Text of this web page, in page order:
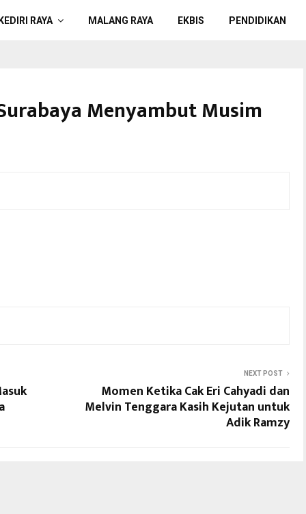
RAYA MALANG RAYA EKBIS PENDIDIKAN
Menyambut Musim
NEXT POST
Momen Ketika Cak Eri Cahyadi dan
Melvin Tenggara Kasih Kejutan untuk
Adik Ramzy